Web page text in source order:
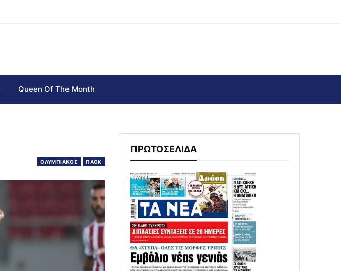
Queen Of The Month
ΟΛΥΜΠΙΑΚΟΣ ΠΑΟΚ
ΠΡΩΤΟΣΕΛΙΔΑ